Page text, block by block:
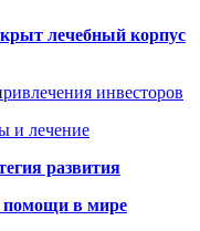
лечебный корпус
инвесторов
и лечение
развития
помощи в мире